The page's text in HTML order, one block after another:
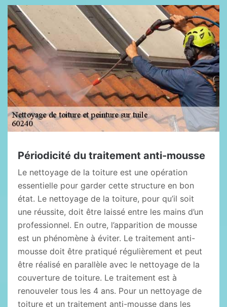
Périodicité du traitement anti-mousse
Le nettoyage de la toiture est une opération
essentielle pour garder cette structure en bon
état. Le nettoyage de la toiture, pour qu’il soit
une réussite, doit être laissé entre les mains d’un
professionnel. En outre, l’apparition de mousse
est un phénomène à éviter. Le traitement anti-
mousse doit être pratiqué régulièrement et peut
être réalisé en parallèle avec le nettoyage de la
couverture de toiture. Le traitement est à
renouveler tous les 4 ans. Pour un nettoyage de
toiture et un traitement anti-mousse dans les